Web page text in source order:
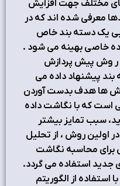
مختلف جهت افزايش
معرفي شده اند که در
يک دسته بند خاص
خاصي بهينه مي شود .
ر وش پيش پردازش
پيشنهاد داده مي
ها هدف بدست آوردن
است که با نگاشت داده
سبب تمايز بيشتر
اولين روش ، از تحليل
براي محاسبه نگاشت
جديد استفاده مي گردد.
استفاده از الگوريتم